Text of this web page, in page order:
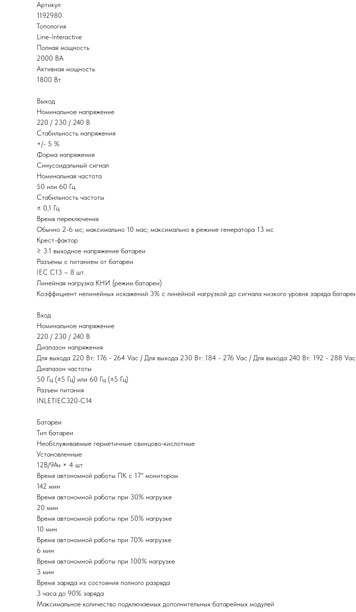
Артикул
1192980
Топология
Line-Interactive
Полная мощность
2000 ВА
Активная мощность
1800 Вт
Выход
Номинальное напряжение
220 / 230 / 240 В
Стабильность напряжения
+/- 5 %
Форма напряжения
Синусоидальный сигнал
Номинальная частота
50 или 60 Гц
Стабильность частоты
± 0,1 Гц
Время переключения
Обычно 2-6 мс; максимально 10 мас; максимально в режиме генератора 13 мс
Крест-фактор
≥ 3:1 выходное напряжение батареи
Разъемы с питанием от батареи
IEC C13 – 8 шт.
Линейная нагрузка КНИ (режим батареи)
Коэффициент нелинейных искажений 3% с линейной нагрузкой до сигнала низкого уровня заряда
Вход
Номинальное напряжение
220 / 230 / 240 В
Диапазон напряжения
Для выхода 220 Вт: 176 - 264 Vac / Для выхода 230 Вт: 184 - 276 Vac / Для выхода 240 Вт: 192 - 288 Vac
Диапазон частоты
50 Гц (±5 Гц) или 60 Гц (±5 Гц)
Разъем питания
INLETIEC320-C14
Батареи
Тип батареи
Необслуживаемые герметичные свинцово-кислотные
Установленные
12В/9Ач × 4 шт
Время автономной работы ПК с 17" монитором
142 мин
Время автономной работы при 30% нагрузке
20 мин
Время автономной работы при 50% нагрузке
10 мин
Время автономной работы при 70% нагрузке
6 мин
Время автономной работы при 100% нагрузке
3 мин
Время заряда из состояния полного разряда
3 часа до 90% заряда
Максимальное количество подключаемых дополнительных батарейных модулей